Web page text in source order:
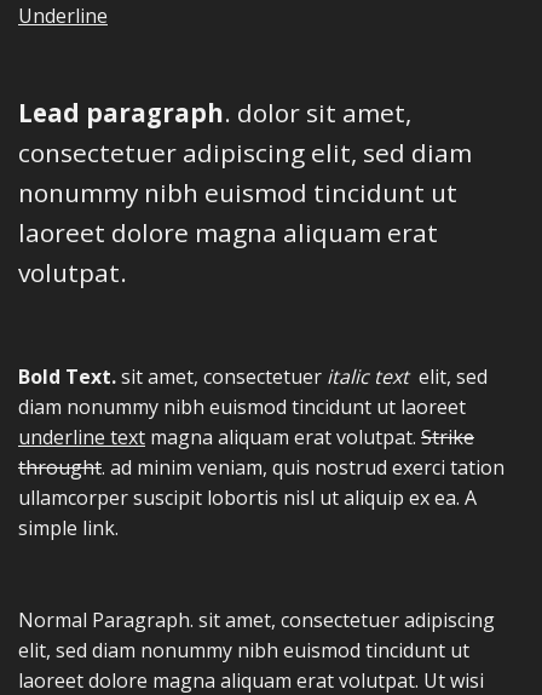
Underline
Lead paragraph. dolor sit amet,
consectetuer adipiscing elit, sed diam
nonummy nibh euismod tincidunt ut
laoreet dolore magna aliquam erat
volutpat.
Bold Text.sit amet, consectetuer italic text elit, sed
diam nonummy nibh euismod tincidunt ut laoreet
underline text magna aliquam erat volutpat. Strike
throught. ad minim veniam, quis nostrud exerci tation
ullamcorper suscipit lobortis nisl ut aliquip ex ea. A
simple link.
Normal Paragraph. sit amet, consectetuer adipiscing
elit, sed diam nonummy nibh euismod tincidunt ut
laoreet dolore magna aliquam erat volutpat. Ut wisi